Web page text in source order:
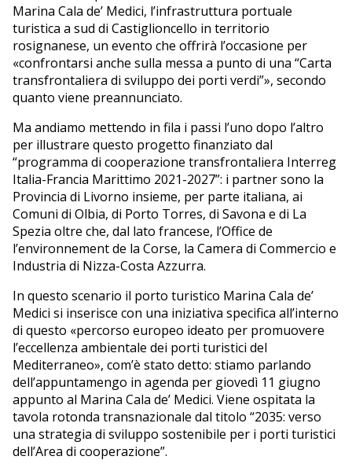
Marina Cala de’ Medici, l’infrastruttura portuale
turistica a sud di Castiglioncello in territorio
rosignanese, un evento che offrirà l’occasione per
«confrontarsi anche sulla messa a punto di una “Carta
transfrontaliera di sviluppo dei porti verdi”», secondo
quanto viene preannunciato.
Ma andiamo mettendo in fila i passi l’uno dopo l’altro
per illustrare questo progetto finanziato dal
“programma di cooperazione transfrontaliera Interreg
Italia-Francia Marittimo 2021-2027”: i partner sono la
Provincia di Livorno insieme, per parte italiana, ai
Comuni di Olbia, di Porto Torres, di Savona e di La
Spezia oltre che, dal lato francese, l’Office de
l’environnement de la Corse, la Camera di Commercio e
Industria di Nizza-Costa Azzurra.
In questo scenario il porto turistico Marina Cala de’
Medici si inserisce con una iniziativa specifica all’interno
di questo «percorso europeo ideato per promuovere
l’eccellenza ambientale dei porti turistici del
Mediterraneo», com’è stato detto: stiamo parlando
dell’appuntamengo in agenda per giovedì 11 giugno
appunto al Marina Cala de’ Medici. Viene ospitata la
tavola rotonda transnazionale dal titolo “2035: verso
una strategia di sviluppo sostenibile per i porti turistici
dell’Area di cooperazione”.